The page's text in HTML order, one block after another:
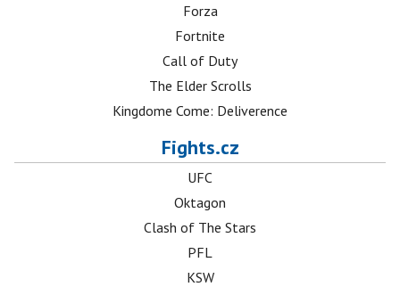
Forza
Fortnite
Call of Duty
The Elder Scrolls
Kingdome Come: Deliverence
Fights.cz
UFC
Oktagon
Clash of The Stars
PFL
KSW